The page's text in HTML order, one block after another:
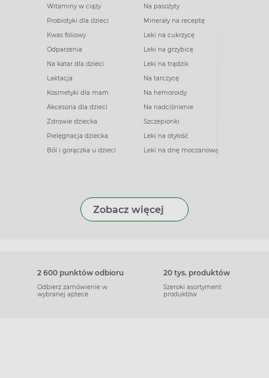
Witaminy w ciąży
Probiotyki dla dzieci
Kwas foliowy
Odparzenia
Na katar dla dzieci
Laktacja
Kosmetyki dla mam
Akcesoria dla dzieci
Zdrowie dziecka
Pielęgnacja dziecka
Ból i gorączka u dzieci
Na pasożyty
Minerały na receptę
Leki na cukrzycę
Leki na grzybicę
Leki na trądzik
Na tarczycę
Na hemoroidy
Na nadciśnienie
Szczepionki
Leki na otyłość
Leki na dnę moczanową
Zobacz więcej
2 600 punktów odbioru
Odbierz zamówienie w
wybranej aptece
20 tys. produktów
Szeroki asortyment
produktów